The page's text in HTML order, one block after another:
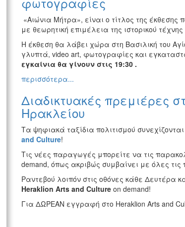
«Αιώνια Μήτρα», είναι ο τίτλος της
με θεωρητική επιμέλεια της ιστορικού
Η έκθεση θα λάβει χώρα στη Βασιλική του
γλυπτά, video art, φωτογραφίες και
εγκαίνια θα γίνουν στις 19:30 .
περισσότερα...
Διαδικτυακές πρεμιέρες
Ηρακλείου
Τα ψηφιακά ταξίδια πολιτισμού
and Culture!
Τις νέες παραγωγές μπορείτε να τις
demand, όπως ακριβώς συμβαίνει με όλες
Ραντεβού λοιπόν στις οθόνες κάθε Δευτέρα
Heraklion Arts and Cultureon demand!
Για ΔΩΡΕΑΝ εγγραφή στο Heraklion Arts and